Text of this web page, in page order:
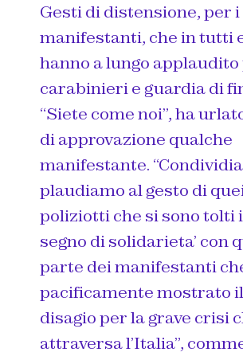
Gesti di distensione, per i
manifestanti, che in tutti
hanno a lungo applaudito
carabinieri e guardia di
“Siete come noi”, ha
di approvazione qualche
manifestante.
plaudiamo al gesto di
poliziotti che si sono tolti
segno di solidarieta’ con
parte dei manifestanti
pacificamente mostrato
disagio per la grave crisi
attraversa l’Italia”,